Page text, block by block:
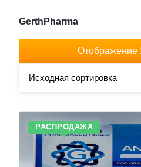
GerthPharma
Отображение
РАСПРОДАЖА